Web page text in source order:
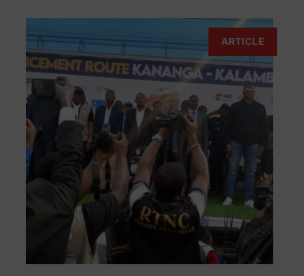
ARTICLE